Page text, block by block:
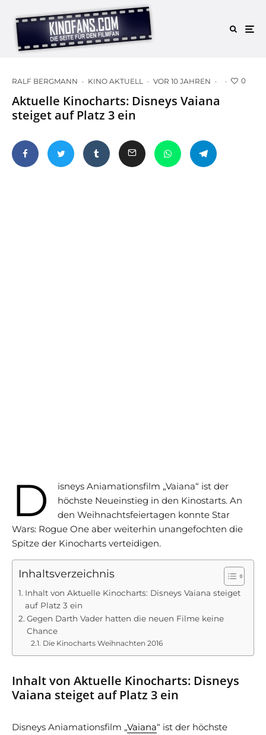
RALF BERGMANN · KINO AKTUELL · VOR 10 JAHREN · · 0
Aktuelle Kinocharts: Disneys Vaiana
steiget auf Platz 3 ein
D
isneys Aniamationsfilm „Vaiana“ ist der
höchste Neueinstieg in den Kinostarts. An
den Weihnachtsfeiertagen konnte Star
Wars: Rogue One aber weiterhin unangefochten die
Spitze der Kinocharts verteidigen.
Inhaltsverzeichnis
Inhalt von Aktuelle Kinocharts: Disneys Vaiana steiget
auf Platz 3 ein
Gegen Darth Vader hatten die neuen Filme keine
Chance
Die Kinocharts Weihnachten 2016
Inhalt von Aktuelle Kinocharts: Disneys
Vaiana steiget auf Platz 3 ein
Disneys Aniamationsfilm „Vaiana“ ist der höchste